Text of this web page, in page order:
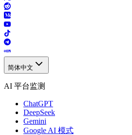
简体中文
AI 平台监测
ChatGPT
DeepSeek
Gemini
Google AI 模式